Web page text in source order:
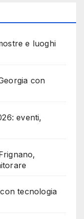
e luoghi
con
eventi,
tecnologia